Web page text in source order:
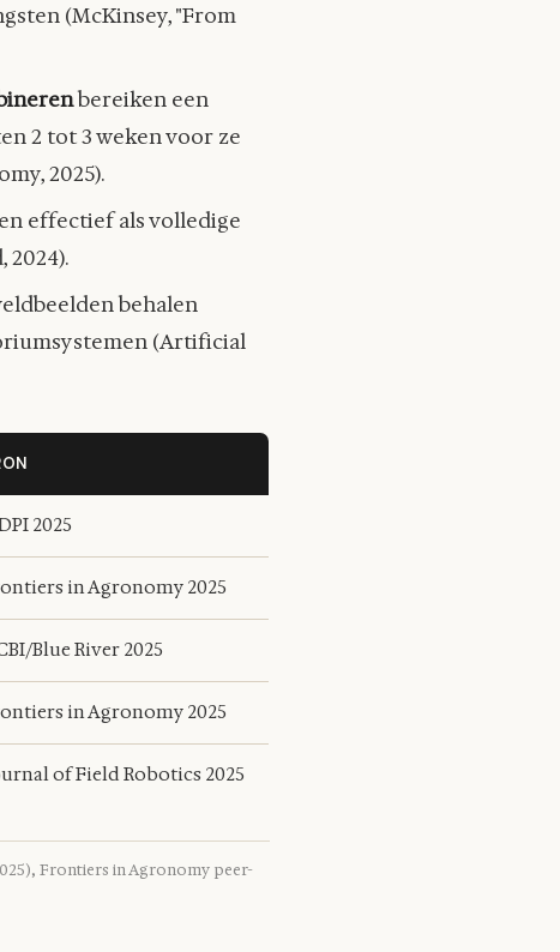
(McKinsey, "From
bereiken een
2 tot 3 weken voor ze
2025).
effectief als volledige
behalen
(Artificial
2025
in Agronomy 2025
Blue River 2025
in Agronomy 2025
of Field Robotics 2025
Frontiers in Agronomy peer-